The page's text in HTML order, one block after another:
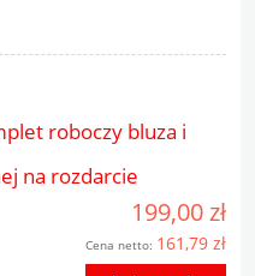
roboczy bluza i
na rozdarcie
199,00 zł
Cena netto: 161,79 zł